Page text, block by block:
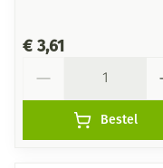
€ 3,61
Bestel